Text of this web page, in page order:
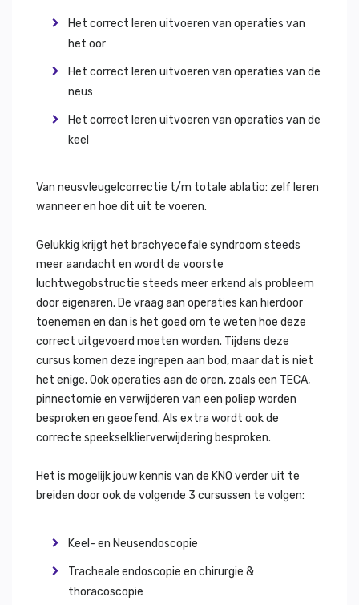
Het correct leren uitvoeren van operaties van
het oor
Het correct leren uitvoeren van operaties van de
neus
Het correct leren uitvoeren van operaties van de
keel
Van neusvleugelcorrectie t/m totale ablatio: zelf leren
wanneer en hoe dit uit te voeren.
Gelukkig krijgt het brachyecefale syndroom steeds
meer aandacht en wordt de voorste
luchtwegobstructie steeds meer erkend als probleem
door eigenaren. De vraag aan operaties kan hierdoor
toenemen en dan is het goed om te weten hoe deze
correct uitgevoerd moeten worden. Tijdens deze
cursus komen deze ingrepen aan bod, maar dat is niet
het enige. Ook operaties aan de oren, zoals een TECA,
pinnectomie en verwijderen van een poliep worden
besproken en geoefend. Als extra wordt ook de
correcte speekselklierverwijdering besproken.
Het is mogelijk jouw kennis van de KNO verder uit te
breiden door ook de volgende 3 cursussen te volgen:
Keel- en Neusendoscopie
Tracheale endoscopie en chirurgie &
thoracoscopie